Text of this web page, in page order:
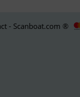
- Scanboat.com ®